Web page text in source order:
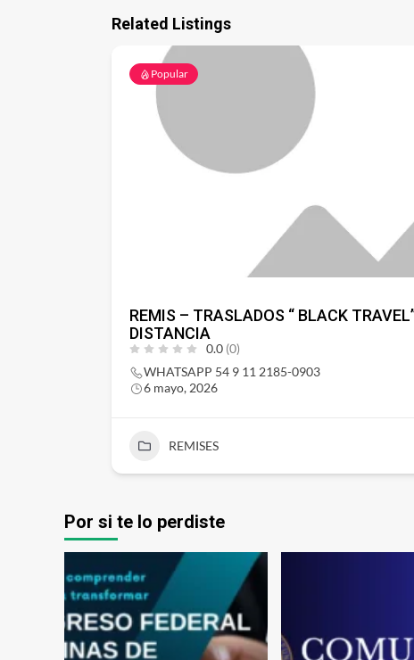
Related Listings
Popular
REMIS – TRASLADOS “ BLACK
DISTANCIA
0.0 (0)
WHATSAPP 54 9 11 2185-0903
6 mayo, 2026
REMISES
Por si te lo perdiste